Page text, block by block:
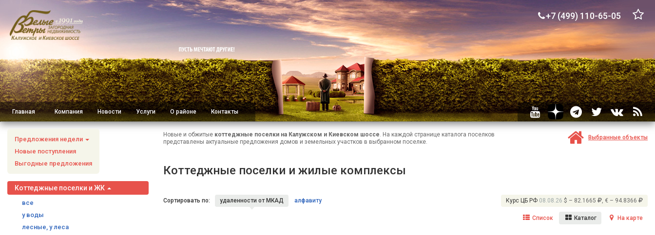
+7 (499) 110-65-05
Главная Компания Новости Услуги О районе Контакты
Предложения недели
Новые поступления
Выгодные предложения
Коттеджные поселки и ЖК
все
у воды
лесные, у леса
Новые и обжитые коттеджные поселки на Калужском и Киевском шоссе. На каждой странице каталога поселков
представлены актуальные предложения домов и земельных участков в выбранном поселке.
Выбранные объекты
Коттеджные поселки и жилые комплексы
Курс ЦБ РФ 08.08.26 $ – 82.1665 , € – 94.8366
Список Каталог На карте
Сортировать по: удаленности от МКАД алфавиту